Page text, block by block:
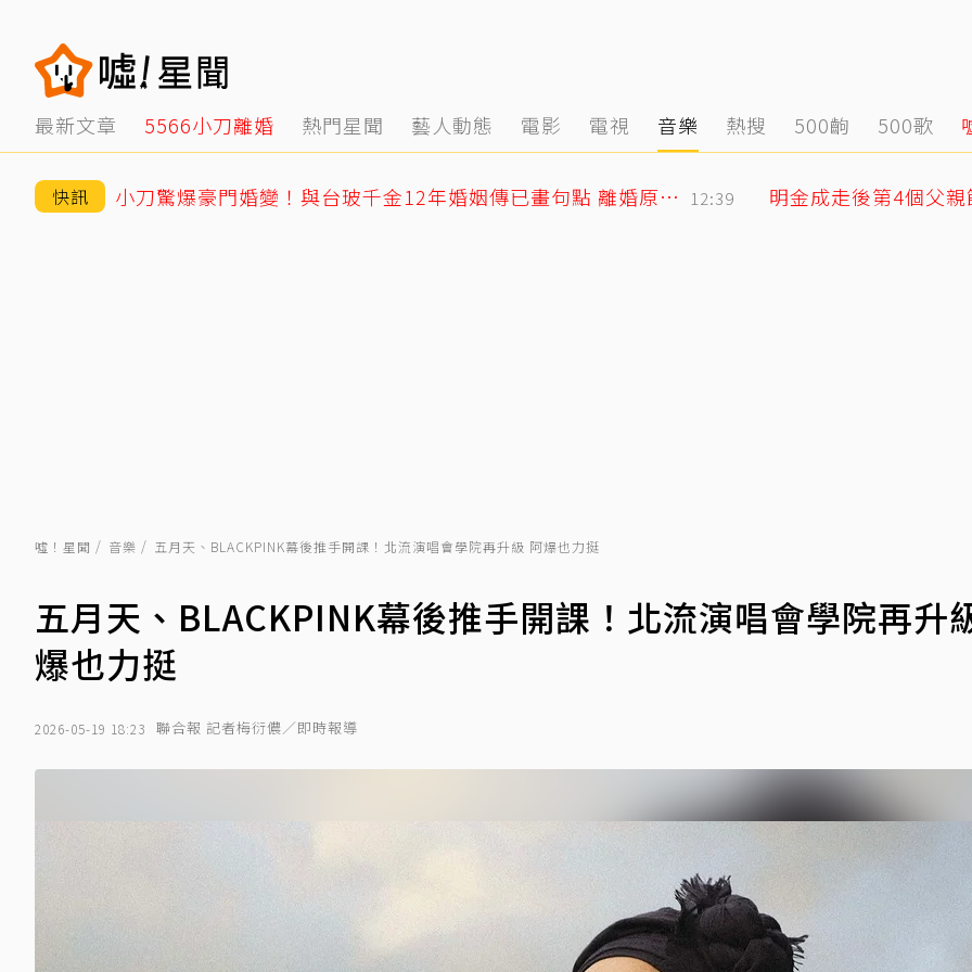
最新文章 5566小刀離婚 熱門星聞 藝人動態 電影 電視 音樂 熱搜 500齣 500歌
快訊 小刀驚爆豪門婚變！與台玻千金12年婚姻傳已畫句點 離婚原因曝光 12:39
噓！星聞 音樂 五月天、BLACKPINK幕後推手開課！北流演唱會學院再升級 阿爆也力挺
五月天、BLACKPINK幕後推手開課！北流演唱會學院再升
爆也力挺
2026-05-19 18:23 聯合報 記者梅衍儂／即時報導